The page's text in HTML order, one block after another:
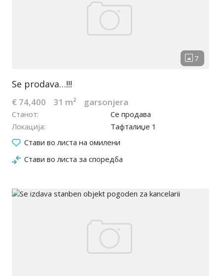
Se prodava…!!!
€ 74,400 31 m² garsonjera
Станот
Се продава
Локација
Тафталиџе 1
Стави во листа на омилени
Стави во листа за споредба
15.01.2024